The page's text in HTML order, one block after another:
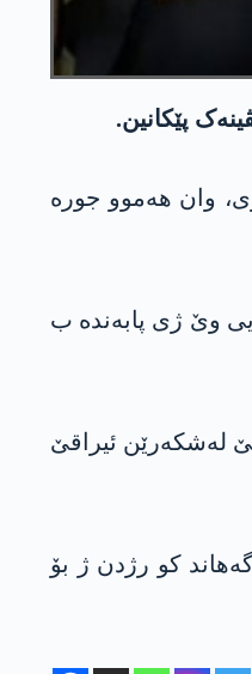
وان ھەموو جورە
وێ ژی پابەندە ب
لەشکەرێن ئیراقێ
کو رژدن ژ بۆ